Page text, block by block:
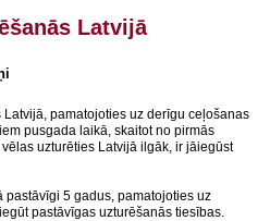
Latvijā
pamatojoties uz derīgu ceļošanas
pusgada laikā, skaitot no pirmās
uzturēties Latvijā ilgāk, ir jāiegūst
pastāvīgi 5 gadus, pamatojoties uz
pastāvīgas uzturēšanās tiesības.